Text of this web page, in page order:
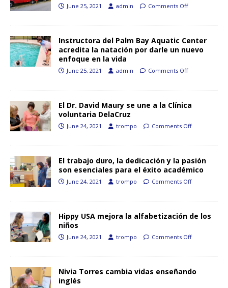
June 25, 2021 admin Comments Off
Instructora del Palm Bay Aquatic Center
acredita la natación por darle un nuevo
enfoque en la vida
June 25, 2021 admin Comments Off
El Dr. David Maury se une a la Clínica
voluntaria DelaCruz
June 24, 2021 trompo Comments Off
El trabajo duro, la dedicación y la pasión
son esenciales para el éxito académico
June 24, 2021 trompo Comments Off
Hippy USA mejora la alfabetización de los
niños
June 24, 2021 trompo Comments Off
Nivia Torres cambia vidas enseñando
inglés